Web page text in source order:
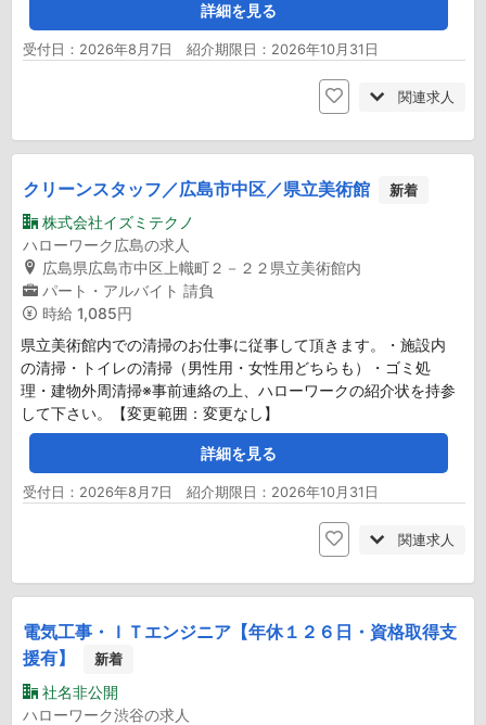
詳細を見る
受付日：2026年8月7日 紹介期限日：2026年10月31日
関連求人
クリーンスタッフ／広島市中区／県立美術館 新着
株式会社イズミテクノ
ハローワーク広島の求人
広島県広島市中区上幟町２－２２県立美術館内
パート・アルバイト 請負
時給 1,085円
県立美術館内での清掃のお仕事に従事して頂きます。・施設内
の清掃・トイレの清掃（男性用・女性用どちらも）・ゴミ処
理・建物外周清掃※事前連絡の上、ハローワークの紹介状を持参
して下さい。【変更範囲：変更なし】
詳細を見る
受付日：2026年8月7日 紹介期限日：2026年10月31日
関連求人
電気工事・ＩＴエンジニア【年休１２６日・資格取得支
援有】
新着
社名非公開
ハローワーク渋谷の求人